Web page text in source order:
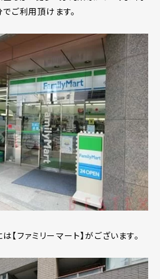
ご利用頂けます。
ファミリーマート】がございます。